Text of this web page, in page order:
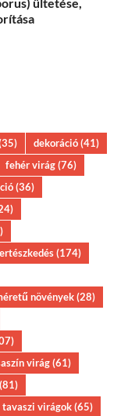
dekoráció(41)
fehér virág(76)
(36)
(174)
növények(28)
virág(61)
(81)
tavaszi virágok(65)